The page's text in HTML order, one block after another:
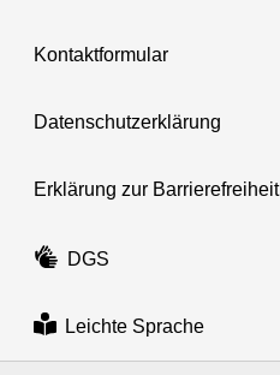
Kontaktformular
Datenschutzerklärung
Erklärung zur Barrierefreiheit
DGS
Leichte Sprache